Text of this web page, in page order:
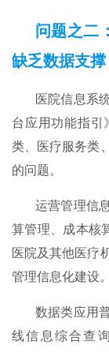
问题之二
缺乏数据支撑
医院信息系
台应用功能指引
类、医疗服务类
的问题。
运营管理信
算管理、成本核
医院及其他医疗
管理信息化建设。
数据类应用
线信息综合查